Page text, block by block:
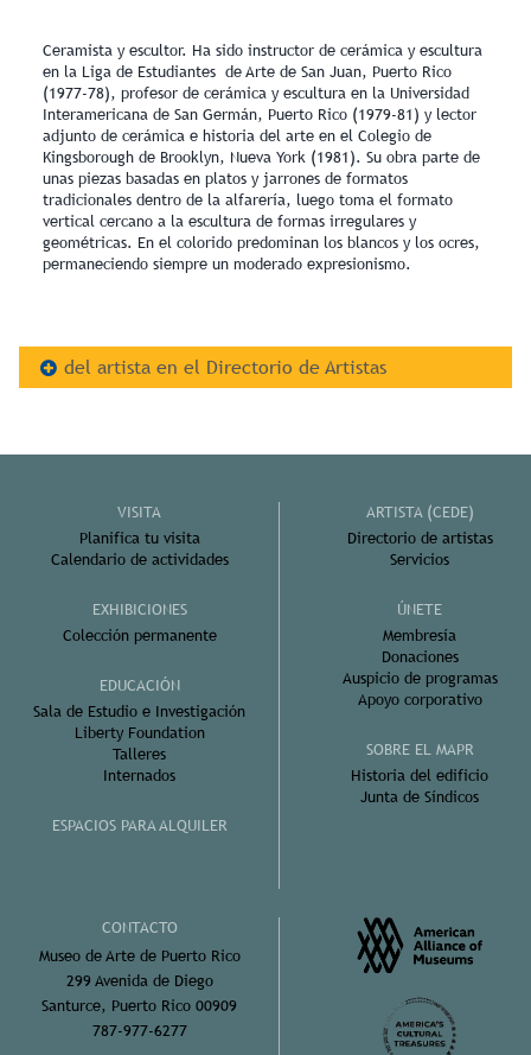
Ceramista y escultor. Ha sido instructor de cerámica y escultura
en la Liga de Estudiantes de Arte de San Juan, Puerto Rico
(1977-78), profesor de cerámica y escultura en la Universidad
Interamericana de San Germán, Puerto Rico (1979-81) y lector
adjunto de cerámica e historia del arte en el Colegio de
Kingsborough de Brooklyn, Nueva York (1981). Su obra parte de
unas piezas basadas en platos y jarrones de formatos
tradicionales dentro de la alfarería, luego toma el formato
vertical cercano a la escultura de formas irregulares y
geométricas. En el colorido predominan los blancos y los ocres,
permaneciendo siempre un moderado expresionismo.
del artista en el Directorio de Artistas
VISITA
Planifica tu visita
Calendario de actividades
EXHIBICIONES
Colección permanente
EDUCACIÓN
Sala de Estudio e Investigación
Liberty Foundation
Talleres
Internados
ESPACIOS PARA ALQUILER
ARTISTA (CEDE)
Directorio de artistas
Servicios
ÚNETE
Membresía
Donaciones
Auspicio de programas
Apoyo corporativo
SOBRE EL MAPR
Historia del edificio
Junta de Síndicos
CONTACTO
Museo de Arte de Puerto Rico
299 Avenida de Diego
Santurce, Puerto Rico 00909
787-977-6277